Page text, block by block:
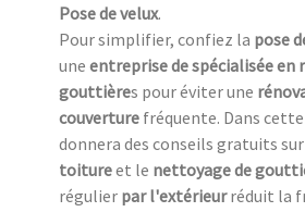
Pose de velux.
Pour simplifier, confiez la pose
une entreprise de spécialisée en
gouttières pour éviter une
couverture fréquente. Dans
donnera des conseils gratuits
toitureet le nettoyage de
régulier par l'extérieurréduit la